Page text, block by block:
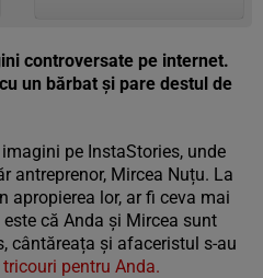
controversate pe internet.
un bărbat și pare destul de
pe InstaStories, unde
antreprenor, Mircea Nuțu. La
apropierea lor, ar fi ceva mai
că Anda și Mircea sunt
cântăreața și afaceristul s-au
pentru Anda.